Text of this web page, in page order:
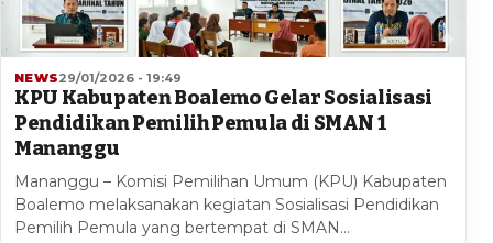
NEWS29/01/2026 - 19:49
KPU Kabupaten Boalemo Gelar Sosialisasi
Pendidikan Pemilih Pemula di SMAN 1
Mananggu
Mananggu – Komisi Pemilihan Umum (KPU) Kabupaten
Boalemo melaksanakan kegiatan Sosialisasi Pendidikan
Pemilih Pemula yang bertempat di SMAN…